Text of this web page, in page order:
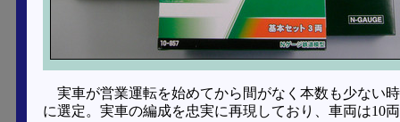
実車が営業運転を始めてから間がなく本数も少ない
に選定。実車の編成を忠実に再現しており、車両は10